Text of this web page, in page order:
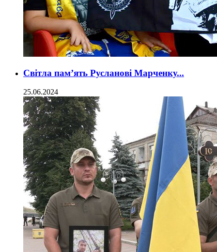
Світла пам’ять Русланові Марченку...
25.06.2024